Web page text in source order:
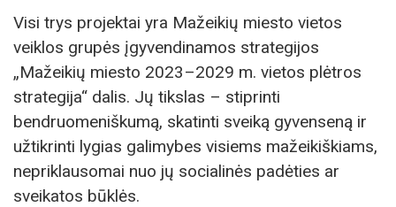
Visi trys projektai yra Mažeikių miesto vietos
veiklos grupės įgyvendinamos strategijos
„Mažeikių miesto 2023–2029 m. vietos plėtros
strategija“ dalis. Jų tikslas – stiprinti
bendruomeniškumą, skatinti sveiką gyvenseną ir
užtikrinti lygias galimybes visiems mažeikiškiams,
nepriklausomai nuo jų socialinės padėties ar
sveikatos būklės.